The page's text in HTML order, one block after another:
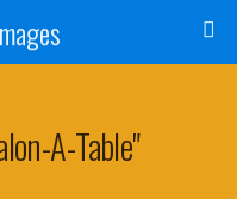
A-Table"